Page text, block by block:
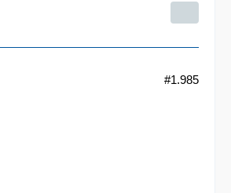
#1.985